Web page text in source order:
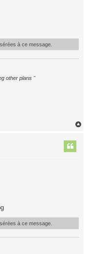
à ce message.
other plans "
à ce message.